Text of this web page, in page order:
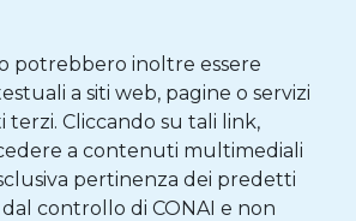
potrebbero inoltre essere
a siti web, pagine o servizi
Cliccando su tali link,
a contenuti multimediali
pertinenza dei predetti
controllo di CONAI e non